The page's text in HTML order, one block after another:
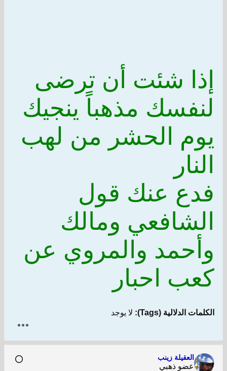
إذا شئت أن ترضى
لنفسك مذهباً ينجيك
يوم الحشر من لهب
النار
فدع عنك قول
الشافعي ومالك
وأحمد والمروي عن
كعب احبار
الكلمات الدلالية (Tags): لا يوجد
العقيلة زينب
عضو ذهبي